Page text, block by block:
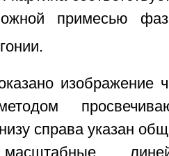
примесью
изображение
справа указан